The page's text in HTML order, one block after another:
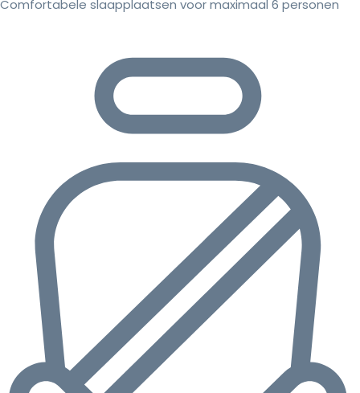
Comfortabele slaapplaatsen voor maximaal 6 personen